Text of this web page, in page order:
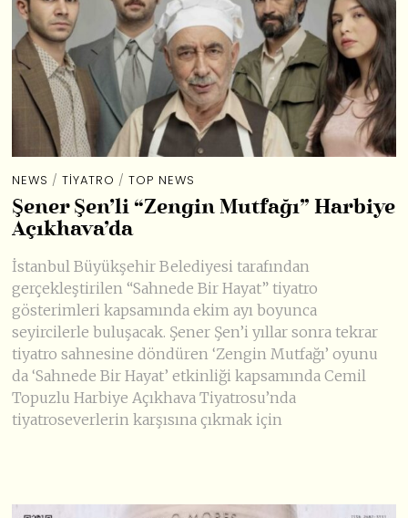
NEWS / TIYATRO / TOP NEWS
Şener Şen’li “Zengin Mutfağı” Harbiye
Açıkhava’da
İstanbul Büyükşehir Belediyesi tarafından
gerçekleştirilen “Sahnede Bir Hayat” tiyatro
gösterimleri kapsamında ekim ayı boyunca
seyircilerle buluşacak. Şener Şen’i yıllar sonra tekrar
tiyatro sahnesine döndüren ‘Zengin Mutfağı’ oyunu
da ‘Sahnede Bir Hayat’ etkinliği kapsamında Cemil
Topuzlu Harbiye Açıkhava Tiyatrosu’nda
tiyatroseverlerin karşısına çıkmak için